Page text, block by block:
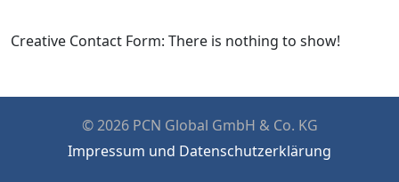
Creative Contact Form: There is nothing to show!
© 2026 PCN Global GmbH & Co. KG
Impressum und Datenschutzerklärung